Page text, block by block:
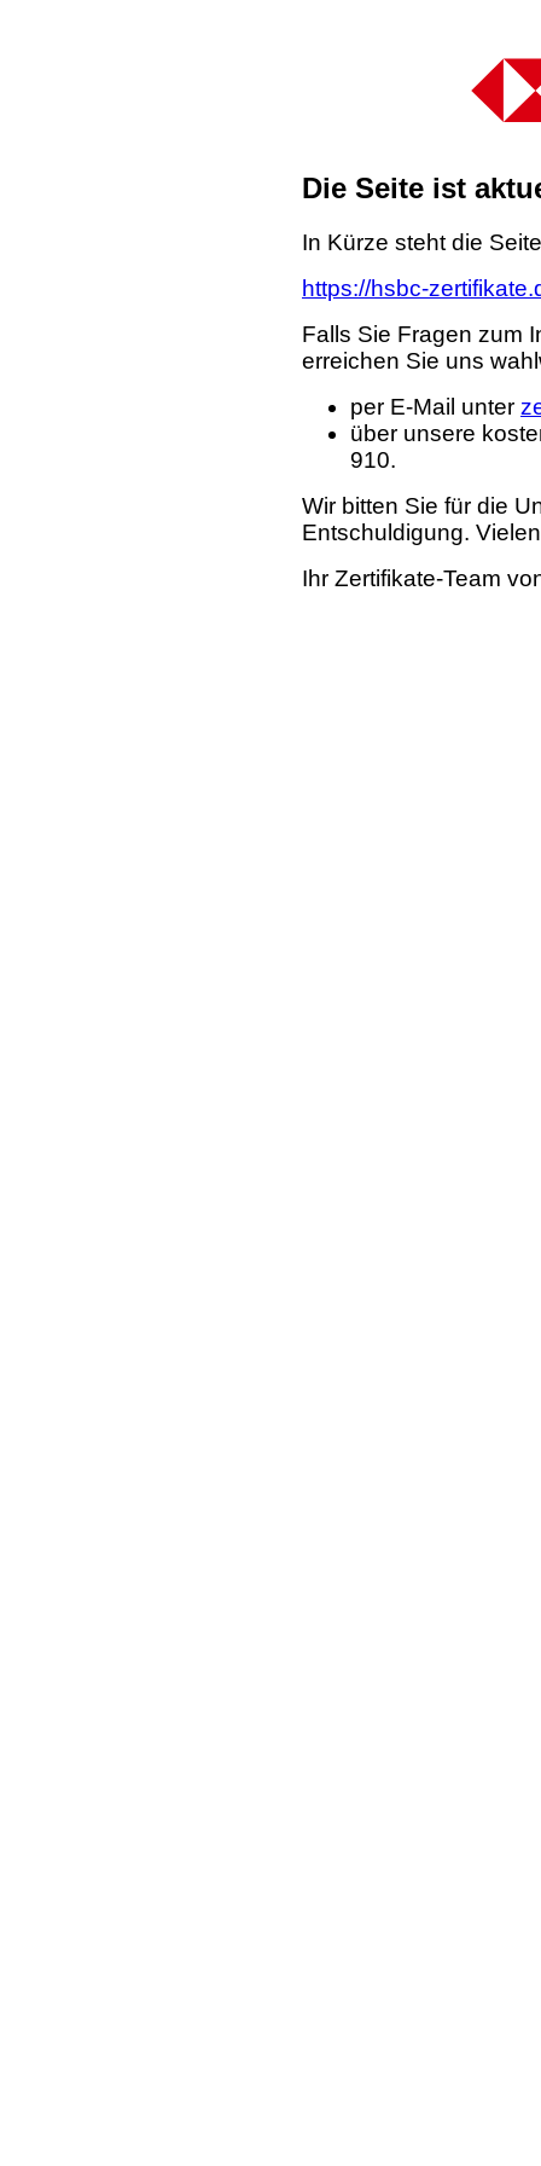
Die Seite ist
In Kürze steht die
https://hsbc-
Falls Sie Fragen zum
erreichen Sie uns
per E-Mail unter
über unsere
910.
Wir bitten Sie für die
Entschuldigung.
Ihr Zertifikate-Team